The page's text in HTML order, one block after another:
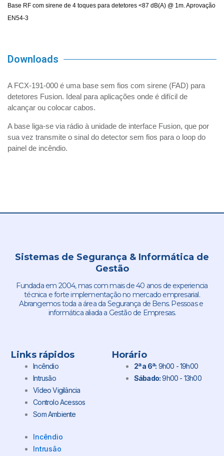
Base RF com sirene de 4 toques para detetores <87 dB(A) @ 1m. Aprovação
EN54-3
Downloads
A FCX-191-000 é uma base sem fios com sirene (FAD) para
detetores Fusion. Ideal para aplicações onde é difícil de
alcançar ou colocar cabos.
A base liga-se via rádio à unidade de interface Fusion, que por
sua vez transmite o sinal do detector sem fios para o loop do
painel de incêndio.
Sistemas de Segurança & Informática de
Gestão
Fundada em 2004, mas com mais de 40 anos de experiencia
técnica e forte implementação no mercado empresarial.
Abrangemos toda a área da Segurança de Bens. Pessoas e
informática aliada a Gestão de Empresas.
Links rápidos
Incêndio
Intrusão
Vídeo Vigilância
Controlo Acessos
Som Ambiente
Incêndio
Intrusão
Horário
2ª a 6ª: 9h00 - 19h00
Sábado:9h00 - 13h00